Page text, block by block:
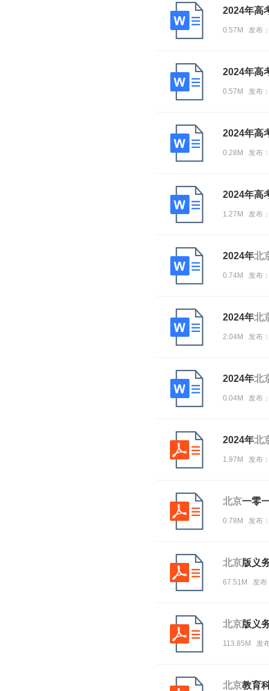
2024年高
0.57M 发布
2024年高
0.57M 发布
2024年高
0.28M 发布
2024年高
1.27M 发布
2024年北
0.74M 发布
2024年北
2.04M 发布
2024年北
0.04M 发布
2024年北
1.97M 发布
北京一零
0.78M 发布
北京版义
67.51M 发布
北京版义
113.85M 发
北京教育